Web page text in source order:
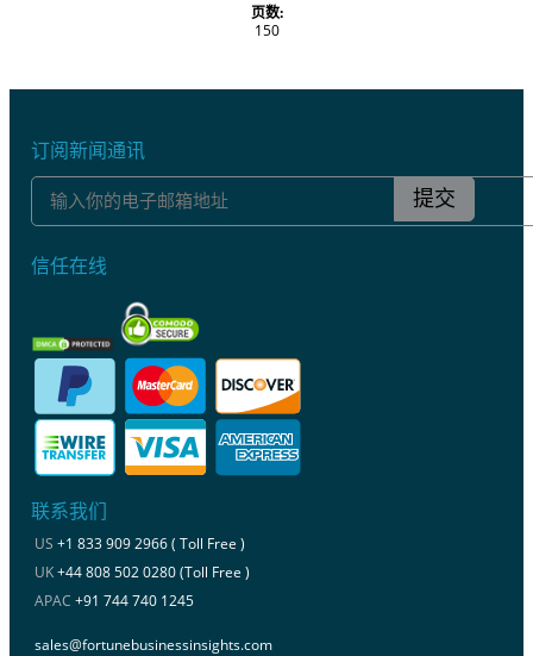
页数:
150
订阅新闻通讯
提交
信任在线
联系我们
US +1 833 909 2966 ( Toll Free )
UK+44 808 502 0280 (Toll Free )
APAC +91 744 740 1245
sales@fortunebusinessinsights.com